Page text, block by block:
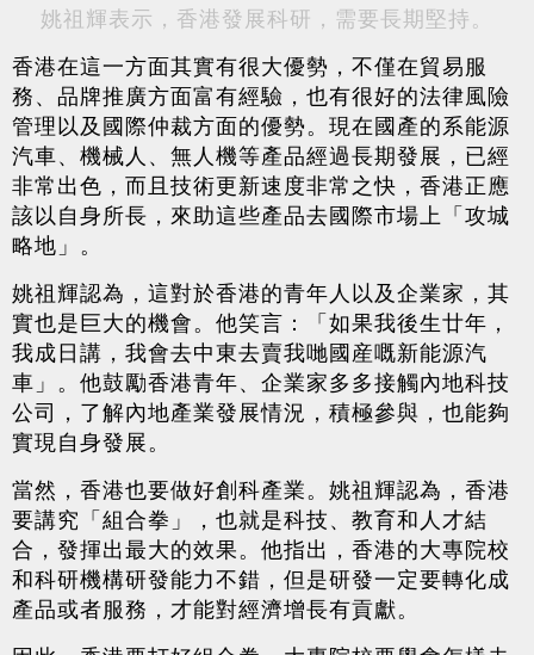
姚祖輝表示，香港發展科研，需要長期堅持。
香港在這一方面其實有很大優勢，不僅在貿易服
務、品牌推廣方面富有經驗，也有很好的法律風險
管理以及國際仲裁方面的優勢。現在國產的系能源
汽車、機械人、無人機等產品經過長期發展，已經
非常出色，而且技術更新速度非常之快，香港正應
該以自身所長，來助這些產品去國際市場上「攻城
略地」。
姚祖輝認為，這對於香港的青年人以及企業家，其
實也是巨大的機會。他笑言：「如果我後生廿年，
我成日講，我會去中東去賣我哋國産嘅新能源汽
車」。他鼓勵香港青年、企業家多多接觸內地科技
公司，了解內地產業發展情況，積極參與，也能夠
實現自身發展。
當然，香港也要做好創科產業。姚祖輝認為，香港
要講究「組合拳」，也就是科技、教育和人才結
合，發揮出最大的效果。他指出，香港的大專院校
和科研機構研發能力不錯，但是研發一定要轉化成
產品或者服務，才能對經濟增長有貢獻。